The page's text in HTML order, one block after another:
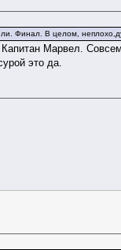
Финал. В целом,
Марвел.
это да.